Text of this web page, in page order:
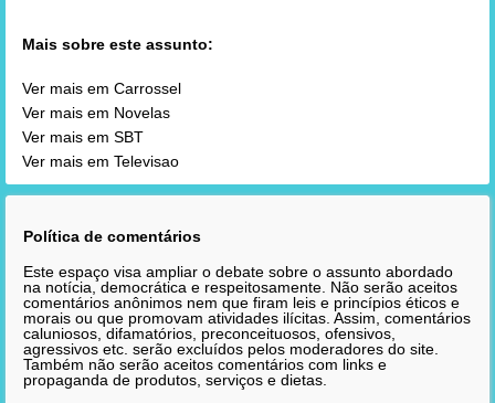
Mais sobre este assunto:
Ver mais em Carrossel
Ver mais em Novelas
Ver mais em SBT
Ver mais em Televisao
Política de comentários
Este espaço visa ampliar o debate sobre o assunto abordado
na notícia, democrática e respeitosamente. Não serão aceitos
comentários anônimos nem que firam leis e princípios éticos e
morais ou que promovam atividades ilícitas. Assim, comentários
caluniosos, difamatórios, preconceituosos, ofensivos,
agressivos etc. serão excluídos pelos moderadores do site.
Também não serão aceitos comentários com links e
propaganda de produtos, serviços e dietas.